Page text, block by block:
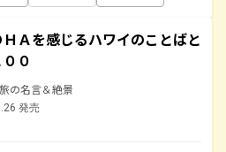
ＨＡを感じるハワイのことばと
０
の名言＆絶景
発売